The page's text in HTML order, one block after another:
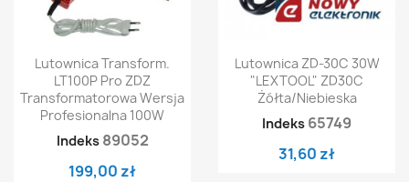
Lutownica Transform.
LT100P Pro ZDZ
Transformatorowa Wersja
Profesionalna 100W
Indeks 89052
199,00 zł
Lutownica ZD-30C 30W
"LEXTOOL" ZD30C
Żółta/niebieska
Indeks 65749
31,60 zł